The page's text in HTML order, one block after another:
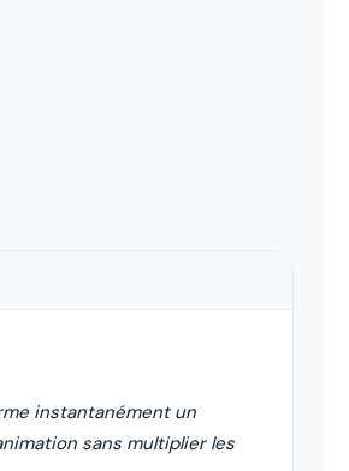
instantanément un
sans multiplier les